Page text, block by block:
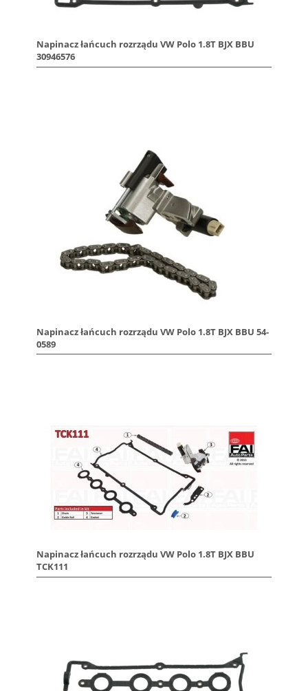
Napinacz łańcuch rozrządu VW Polo 1.8T BJX BBU
30946576
Napinacz łańcuch rozrządu VW Polo 1.8T BJX BBU 54-
0589
Napinacz łańcuch rozrządu VW Polo 1.8T BJX BBU
TCK111